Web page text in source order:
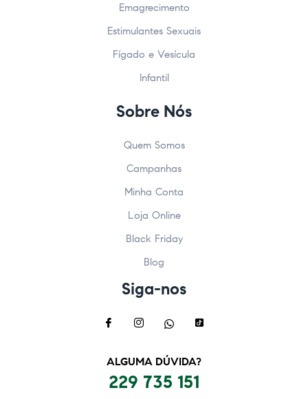
Emagrecimento
Estimulantes Sexuais
Fígado e Vesícula
Infantil
Sobre Nós
Quem Somos
Campanhas
Minha Conta
Loja Online
Black Friday
Blog
Siga-nos
ALGUMA DÚVIDA?
229 735 151